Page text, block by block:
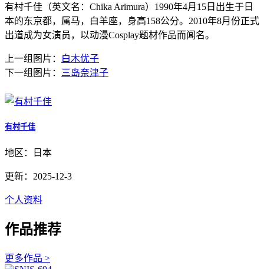
有村千佳（英文名：Chika Arimura）1990年4月15日出生于日
本的东京都，属马，白羊座，身高158公分。2010年8月份正式
出道成为女演员，以动漫Cosplay题材作品而闻名。
上一组图片：
白木优子
下一组图片：
三岛奈津子
有村千佳
地区：日本
更新：2025-12-3
个人资料
作品推荐
更多作品 >